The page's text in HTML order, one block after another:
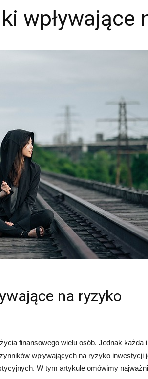
wpływające
na ryzyko
finansowego wielu osób. Jednak każda
wpływających na ryzyko inwestycji
W tym artykule omówimy